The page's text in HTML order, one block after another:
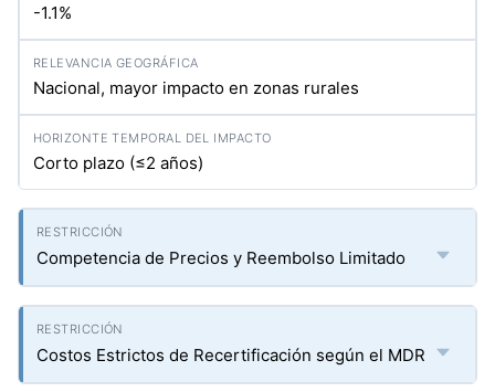
-1.1%
Nacional, mayor impacto en zonas rurales
Corto plazo (≤2 años)
Competencia de Precios y Reembolso Limitado
Costos Estrictos de Recertificación según el MDR